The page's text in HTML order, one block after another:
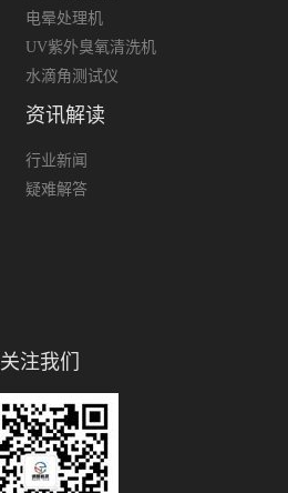
电晕处理机
UV紫外臭氧清洗机
水滴角测试仪
资讯解读
行业新闻
疑难解答
关注我们